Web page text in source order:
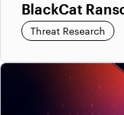
BlackCat
Threat Research